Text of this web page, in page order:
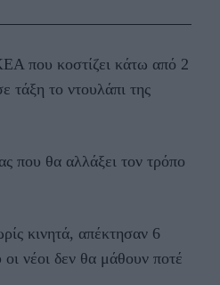
που κοστίζει κάτω από 2
τάξη το ντουλάπι της
που θα αλλάξει τον τρόπο
κινητά, απέκτησαν 6
οι νέοι δεν θα μάθουν ποτέ